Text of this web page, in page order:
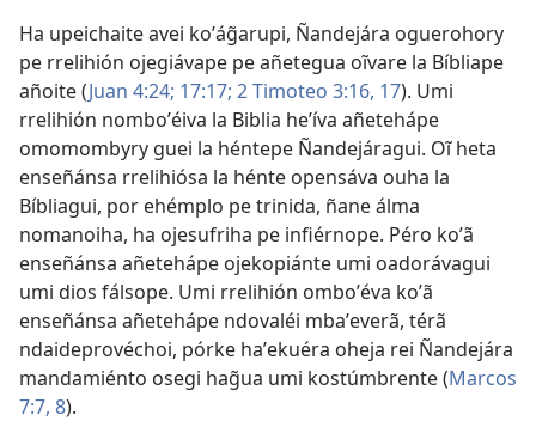
Ha upeichaite avei koʼág̃arupi, Ñandejára oguerohory
pe rrelihión ojegiávape pe añetegua oĩvare la Bíbliape
añoite (Juan 4:24; 17:17; 2 Timoteo 3:16, 17). Umi
rrelihión nomboʼéiva la Biblia heʼíva añetehápe
omomombyry guei la héntepe Ñandejáragui. Oĩ heta
enseñánsa rrelihiósa la hénte opensáva ouha la
Bíbliagui, por ehémplo pe trinida, ñane álma
nomanoiha, ha ojesufriha pe infiérnope. Péro koʼã
enseñánsa añetehápe ojekopiánte umi oadorávagui
umi dios fálsope. Umi rrelihión omboʼéva koʼã
enseñánsa añetehápe ndovaléi mbaʼeverã, térã
ndaideprovéchoi, pórke haʼekuéra oheja rei Ñandejára
mandamiénto osegi hag̃ua umi kostúmbrente (Marcos
7:7, 8).